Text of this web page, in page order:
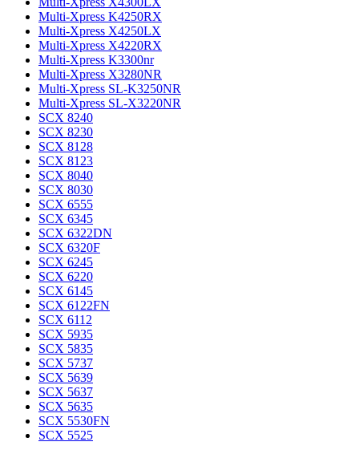
Multi-Xpress K4250RX
Multi-Xpress X4250LX
Multi-Xpress X4220RX
Multi-Xpress K3300nr
Multi-Xpress X3280NR
Multi-Xpress SL-K3250NR
Multi-Xpress SL-X3220NR
SCX 8240
SCX 8230
SCX 8128
SCX 8123
SCX 8040
SCX 8030
SCX 6555
SCX 6345
SCX 6322DN
SCX 6320F
SCX 6245
SCX 6220
SCX 6145
SCX 6122FN
SCX 6112
SCX 5935
SCX 5835
SCX 5737
SCX 5639
SCX 5637
SCX 5635
SCX 5530FN
SCX 5525